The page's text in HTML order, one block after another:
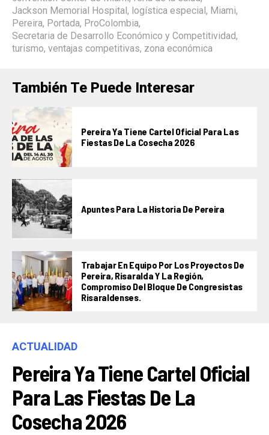
Jackson Memorial Hospital , logística especial , Miami,
Pereira, Portada, ProColombia,
Secretaria de Desarrollo Económico y Competitividad,
turismo, ventajas competitivas, zona económica
También Te Puede Interesar
Pereira Ya Tiene Cartel Oficial Para Las
Fiestas De La Cosecha 2026
Apuntes Para La Historia De Pereira
Trabajar En Equipo Por Los Proyectos De
Pereira, Risaralda Y La Región,
Compromiso Del Bloque De Congresistas
Risaraldenses.
ACTUALIDAD
Pereira Ya Tiene Cartel Oficial
Para Las Fiestas De La
Cosecha 2026